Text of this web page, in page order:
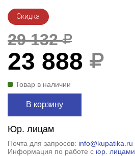
Скидка
29 132
23 888
Товар в наличии
В корзину
Юр. лицам
Почта для запросов: info@kupatika.ru
Информация по работе с юр. лицами